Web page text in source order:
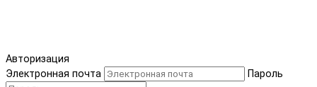
Авторизация
Электронная почта
Пароль